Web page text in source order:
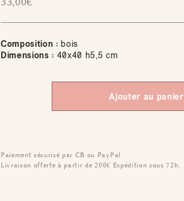
Composition : bois
Dimensions : 40x40 h5,5 cm
Ajouter au panier
Paiement sécurisé par CB ou PayPal.
Livraison offerte à partir de 200€ Expédition sous 72h.